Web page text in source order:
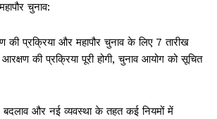
चुनाव:
की प्रक्रिया और महापौर चुनाव के लिए 7 तारीख
की प्रक्रिया पूरी होगी, चुनाव आयोग को सूचित
बदलाव और नई व्यवस्था के तहत कई नियमों में